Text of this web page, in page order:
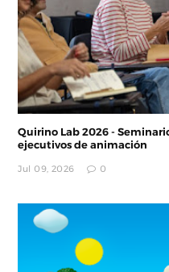
Quirino Lab 2026 -
ejecutivos de animación
Jul 09, 2026 0